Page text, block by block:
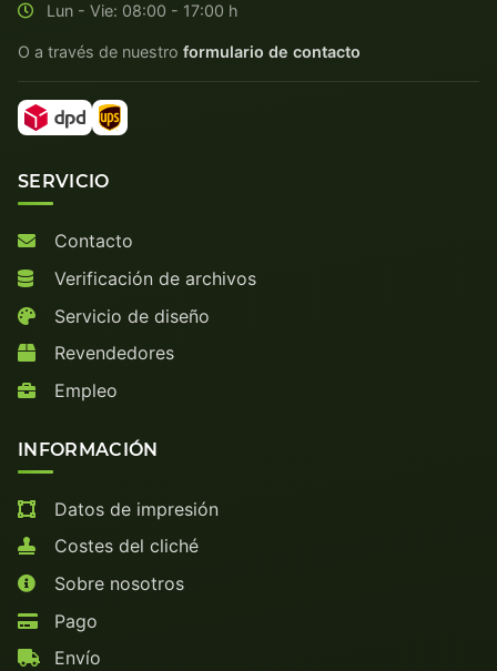
Lun - Vie: 08:00 - 17:00 h
O a través de nuestro formulario de contacto
SERVICIO
Contacto
Verificación de archivos
Servicio de diseño
Revendedores
Empleo
INFORMACIÓN
Datos de impresión
Costes del cliché
Sobre nosotros
Pago
Envío